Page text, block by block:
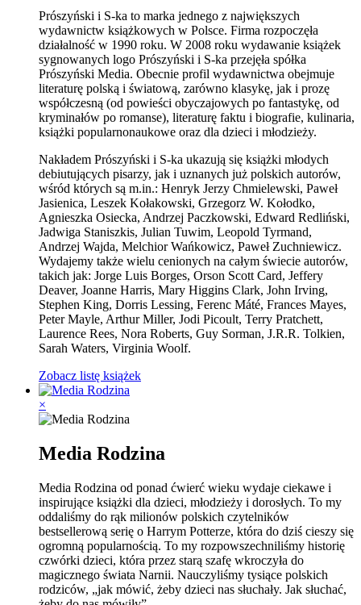
Prószyński i S-ka to marka jednego z największych
wydawnictw książkowych w Polsce. Firma rozpoczęła
działalność w 1990 roku. W 2008 roku wydawanie książek
sygnowanych logo Prószyński i S-ka przejęła spółka
Prószyński Media. Obecnie profil wydawnictwa obejmuje
literaturę polską i światową, zarówno klasykę, jak i prozę
współczesną (od powieści obyczajowych po fantastykę, od
kryminałów po romanse), literaturę faktu i biografie, kulinaria,
książki popularnonaukowe oraz dla dzieci i młodzieży.
Nakładem Prószyński i S-ka ukazują się książki młodych
debiutujących pisarzy, jak i uznanych już polskich autorów,
wśród których są m.in.: Henryk Jerzy Chmielewski, Paweł
Jasienica, Leszek Kołakowski, Grzegorz W. Kołodko,
Agnieszka Osiecka, Andrzej Paczkowski, Edward Redliński,
Jadwiga Staniszkis, Julian Tuwim, Leopold Tyrmand,
Andrzej Wajda, Melchior Wańkowicz, Paweł Zuchniewicz.
Wydajemy także wielu cenionych na całym świecie autorów,
takich jak: Jorge Luis Borges, Orson Scott Card, Jeffery
Deaver, Joanne Harris, Mary Higgins Clark, John Irving,
Stephen King, Dorris Lessing, Ferenc Máté, Frances Mayes,
Peter Mayle, Arthur Miller, Jodi Picoult, Terry Pratchett,
Laurence Rees, Nora Roberts, Guy Sorman, J.R.R. Tolkien,
Sarah Waters, Virginia Woolf.
Zobacz listę książek
×
Media Rodzina
Media Rodzina od ponad ćwierć wieku wydaje ciekawe i
inspirujące książki dla dzieci, młodzieży i dorosłych. To my
oddaliśmy do rąk milionów polskich czytelników
bestsellerową serię o Harrym Potterze, która do dziś cieszy się
ogromną popularnością. To my rozpowszechniliśmy historię
czwórki dzieci, która przez starą szafę wkroczyła do
magicznego świata Narnii. Nauczyliśmy tysiące polskich
rodziców, „jak mówić, żeby dzieci nas słuchały. Jak słuchać,